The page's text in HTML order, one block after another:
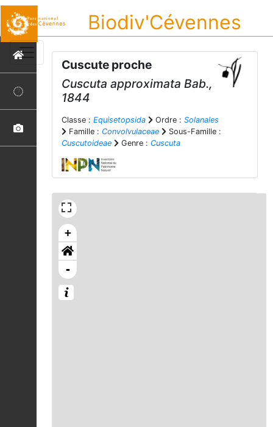
Biodiv'Cévennes
Cuscute proche
Cuscuta approximata Bab.,
1844
Classe : Equisetopsida Ordre : Solanales
Famille : Convolvulaceae
Sous-Famille :
Cuscutoideae
Genre : Cuscuta
+
-